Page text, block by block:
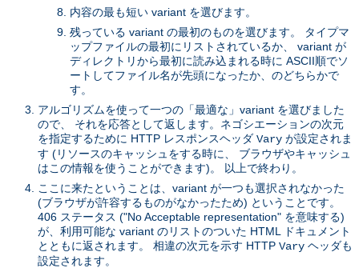
内容の最も短い variant を選びます。
残っている variant の最初のものを選びます。 タイプマ
ップファイルの最初にリストされているか、 variant が
ディレクトリから最初に読み込まれる時に ASCII順でソ
ートしてファイル名が先頭になったか、のどちらかで
す。
アルゴリズムを使って一つの「最適な」variant を選びました
ので、 それを応答として返します。ネゴシエーションの次元
を指定するために HTTP レスポンスヘッダ Vary が設定されま
す (リソースのキャッシュをする時に、 ブラウザやキャッシュ
はこの情報を使うことができます)。 以上で終わり。
ここに来たということは、variant が一つも選択されなかった
(ブラウザが許容するものがなかったため) ということです。
406 ステータス ("No Acceptable representation" を意味する)
が、利用可能な variant のリストのついた HTML ドキュメント
とともに返されます。 相違の次元を示す HTTP Vary ヘッダも
設定されます。